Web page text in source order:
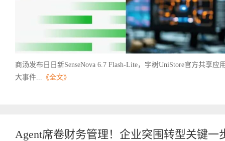
商汤发布日日新SenseNova 6.7 Flash-Lite，宇树UniStore官方共享
大事件... 《全文》
Agent席卷财务管理！企业突围转型关键一